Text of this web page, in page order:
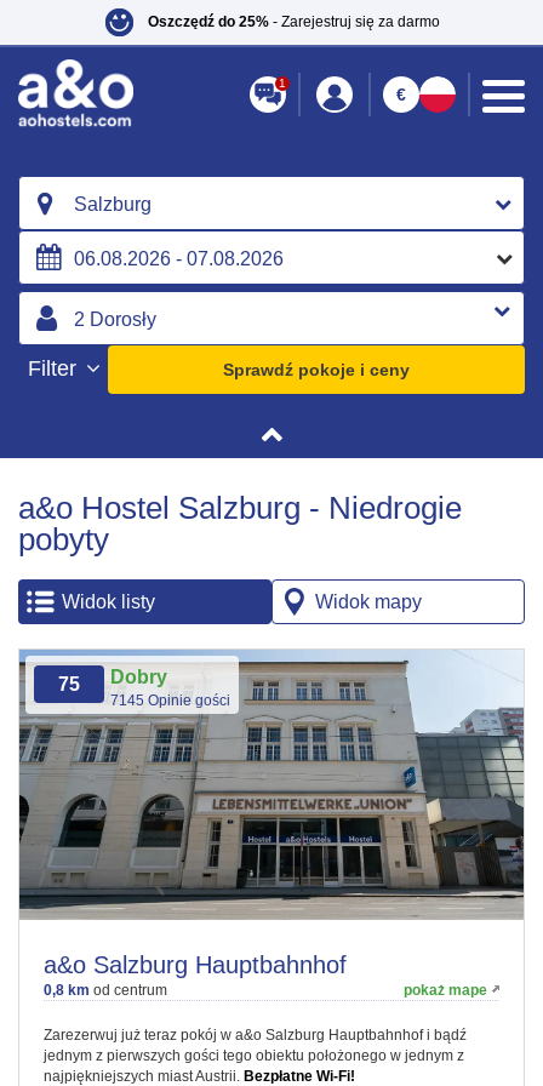
Oszczędź do 25%- Zarejestruj się za darmo
1
€
Salzburg
Filter Sprawdź pokoje i ceny
a&o Hostel Salzburg - Niedrogie
pobyty
Widok listy Widok mapy
75 Dobry
7145 Opinie gości
a&o Salzburg Hauptbahnhof
0,8 km od centrum pokaż mape
Zarezerwuj już teraz pokój w a&o Salzburg Hauptbahnhof i bądź
jednym z pierwszych gości tego obiektu położonego w jednym z
najpiękniejszych miast Austrii. Bezpłatne Wi-Fi!